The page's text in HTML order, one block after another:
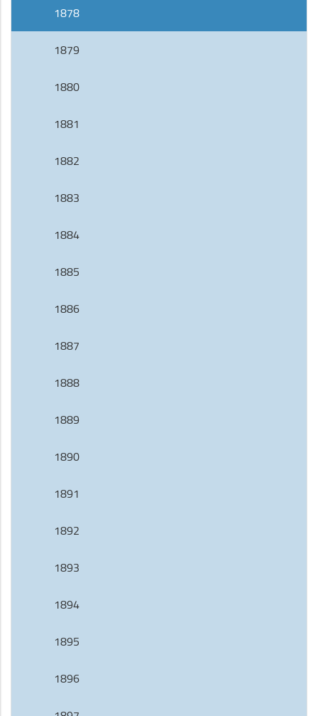
1878
1879
1880
1881
1882
1883
1884
1885
1886
1887
1888
1889
1890
1891
1892
1893
1894
1895
1896